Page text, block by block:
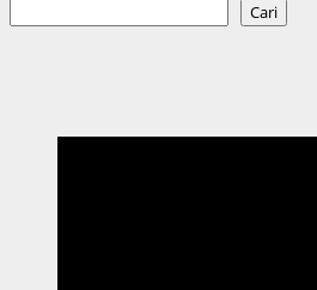
Cari